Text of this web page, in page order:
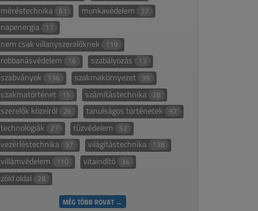
méréstechnika 61 munkavédelem 37
napenergia 17
nem csak villanyszerelőknek 119
robbanásvédelem 16 szabályozás 13
szabványok 136 szakmakörnyezet 99
szakmatörténet 15 számítástechnika 28
szerelők közelről 26 tanulságos történetek 97
technológiák 27 tűzvédelem 52
vezérléstechnika 97 világítástechnika 138
villámvédelem 110 vitaindító 34
zöld oldal 28
MÉG TÖBB ROVAT →